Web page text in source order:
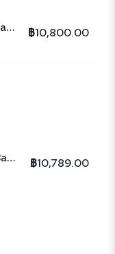
Mercure Bangkok Makkasan ฿10,800.00
Amari Residences Bangkok ฿10,789.00